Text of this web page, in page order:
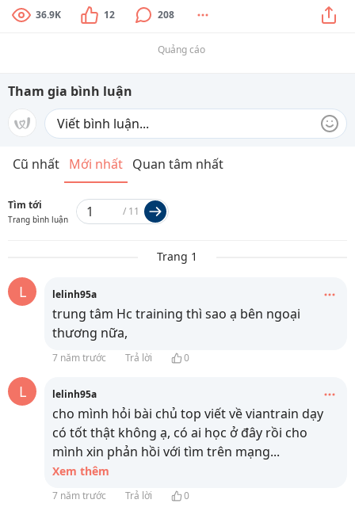
36.9K 12 208
Quảng cáo
Tham gia bình luận
Cũ nhất Mới nhất Quan tâm nhất
Tìm tới
Trang bình luận
/ 11
Trang 1
L lelinh95a
trung tâm Hc training thì sao ạ bên ngoại
thương nữa,
7 năm trước Trả lời 0
L lelinh95a
cho mình hỏi bài chủ top viết về viantrain dạy
có tốt thật không ạ, có ai học ở đây rồi cho
mình xin phản hồi với tìm trên mạng...
Xem thêm
7 năm trước Trả lời 0